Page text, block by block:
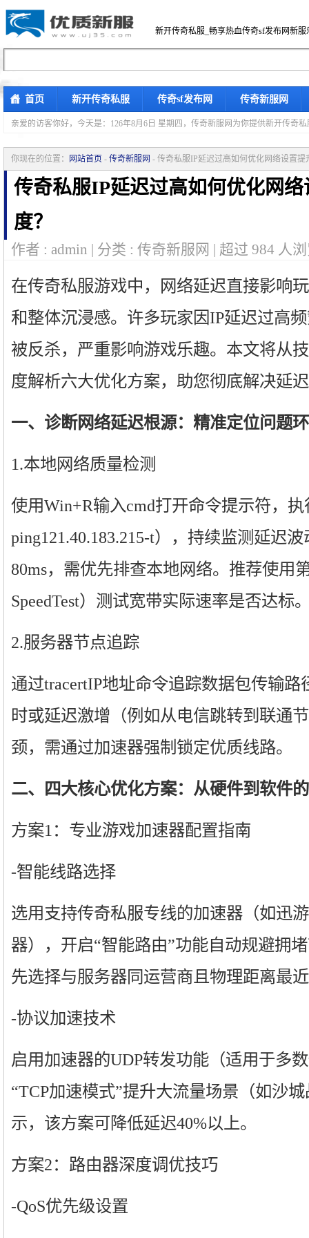
新开传奇私服_畅享热血传奇sf发布网新服
首页 新开传奇私服 传奇sf发布网 传奇新服网
亲爱的访客你好， 今天是：126年8月6日 星期四，传奇新服网为你提供新开传奇
你现在的位置： 网站首页 - 传奇新服网 - 传奇私服IP延迟过高如何优化网络设置提
传奇私服IP延迟过高如何优化网
度？
作者 : admin | 分类 : 传奇新服网 | 超过 984 人
在传奇私服游戏中，网络延迟直接影响
和整体沉浸感。许多玩家因IP延迟过高
被反杀，严重影响游戏乐趣。本文将从
度解析六大优化方案，助您彻底解决延
一、诊断网络延迟根源：精准定位问题
1.本地网络质量检测
使用Win+R输入cmd打开命令提示符，
ping121.40.183.215-t），持续监测延迟
80ms，需优先排查本地网络。推荐使用
SpeedTest）测试宽带实际速率是否达标
2.服务器节点追踪
通过tracertIP地址命令追踪数据包传输
时或延迟激增（例如从电信跳转到联通
颈，需通过加速器强制锁定优质线路。
二、四大核心优化方案：从硬件到软件
方案1：专业游戏加速器配置指南
-智能线路选择
选用支持传奇私服专线的加速器（如迅
器），开启“智能路由”功能自动规避拥
先选择与服务器同运营商且物理距离最
-协议加速技术
启用加速器的UDP转发功能（适用于多
“TCP加速模式”提升大流量场景（如沙
示，该方案可降低延迟40%以上。
方案2：路由器深度调优技巧
-QoS优先级设置